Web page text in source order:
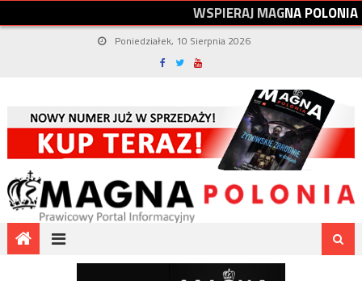
WSPIERAJMAGNAPOLONIA
Poniedziałek, 10 Sierpnia 2026